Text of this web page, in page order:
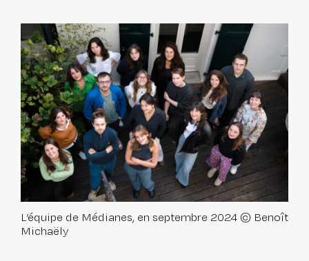
L’équipe de Médianes, en septembre 2024 © Benoît
Michaëly